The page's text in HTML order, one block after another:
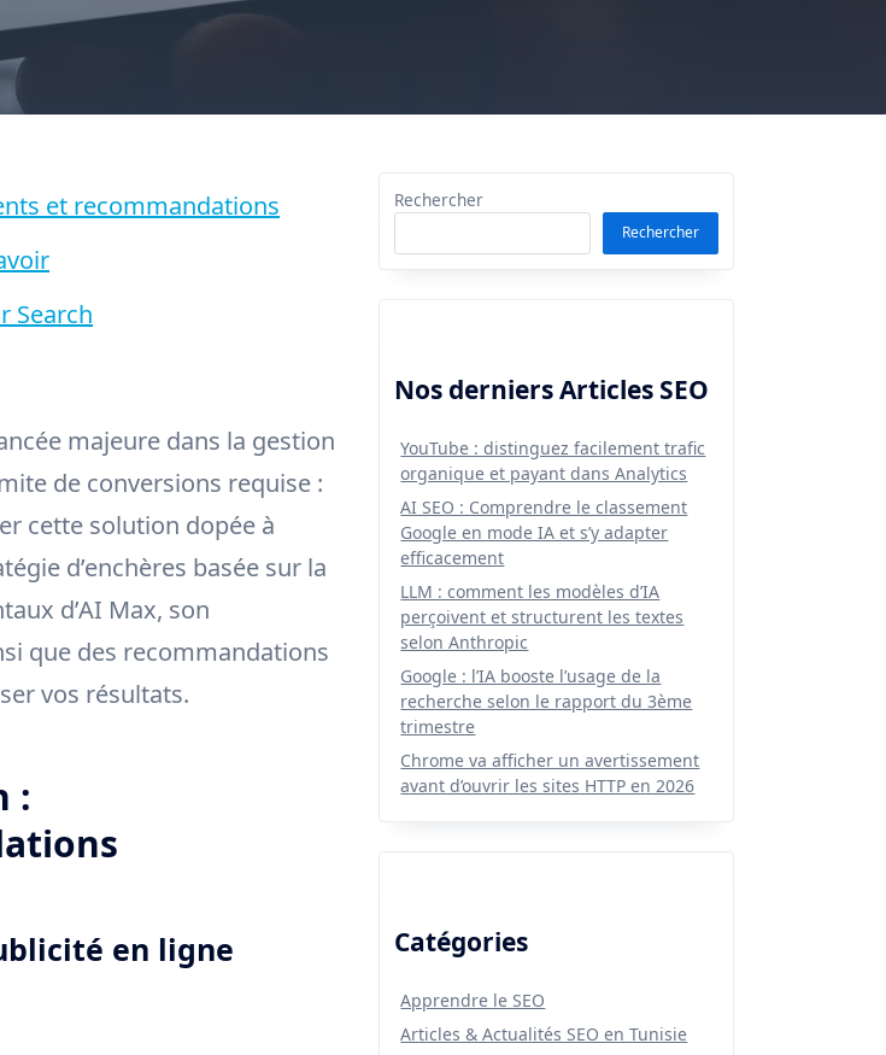
et recommandations
Search
majeure dans la gestion
de conversions requise :
cette solution dopée à
d’enchères basée sur la
d’AI Max, son
que des recommandations
vos résultats.
:
en ligne
Rechercher
Rechercher
Nos derniers Articles SEO
YouTube : distinguez facilement trafic
organique et payant dans Analytics
AI SEO : Comprendre le classement
Google en mode IA et s’y adapter
efficacement
LLM : comment les modèles d’IA
perçoivent et structurent les textes
selon Anthropic
Google : l’IA booste l’usage de la
recherche selon le rapport du 3ème
trimestre
Chrome va afficher un avertissement
avant d’ouvrir les sites HTTP en 2026
Catégories
Apprendre le SEO
Articles & Actualités SEO en Tunisie